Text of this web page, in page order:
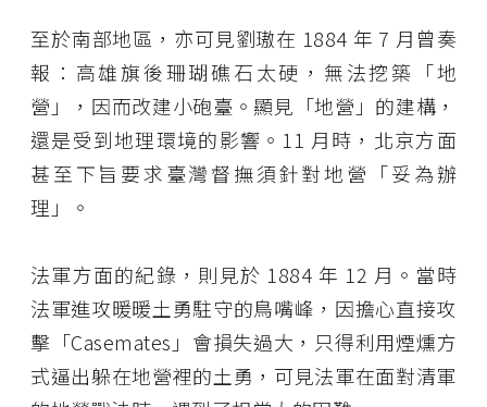
至於南部地區，亦可見劉璈在 1884 年 7 月曾奏
報：高雄旗後珊瑚礁石太硬，無法挖築「地
營」，因而改建小砲臺。顯見「地營」的建構，
還是受到地理環境的影響。11 月時，北京方面
甚至下旨要求臺灣督撫須針對地營「妥為辦
理」。
法軍方面的紀錄，則見於 1884 年 12 月。當時
法軍進攻暖暖土勇駐守的鳥嘴峰，因擔心直接攻
擊「Casemates」會損失過大，只得利用煙燻方
式逼出躲在地營裡的土勇，可見法軍在面對清軍